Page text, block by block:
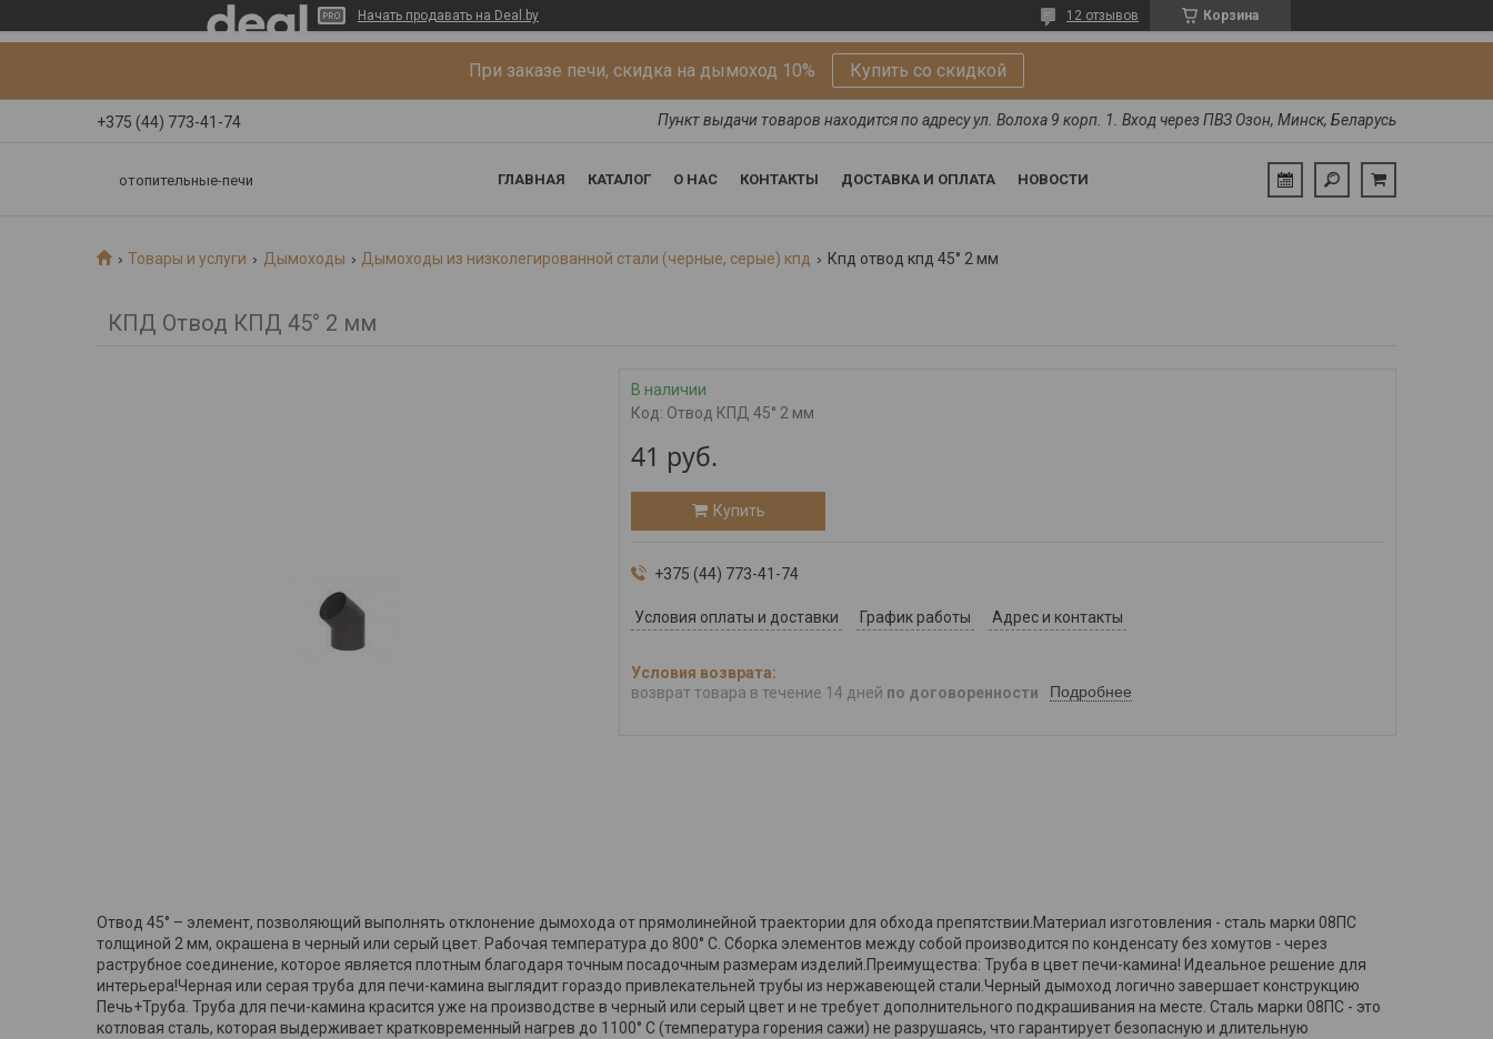
Начать продавать на Deal.by Корзина
12 отзывов
При заказе печи, скидка на дымоход 10% Купить со скидкой
+375 (44) 773-41-74 Пункт выдачи товаров находится по адресу ул. Волоха 9 корп. 1. Вход через ПВЗ Озон, Минск, Беларусь
отопительные-печи ГЛАВНАЯ КАТАЛОГ О НАС КОНТАКТЫ ДОСТАВКА И ОПЛАТА НОВОСТИ
Товары и услуги Дымоходы Дымоходы из низколегированной стали (черные, серые) кпд Кпд отвод кпд 45° 2 мм
КПД Отвод КПД 45° 2 мм
В наличии
Код: Отвод КПД 45° 2 мм
41 руб.
Купить
+375 (44) 773-41-74
Условия оплаты и доставки График работы Адрес и контакты
возврат товара в течение 14 дней по договоренности Подробнее
Отвод 45° – элемент, позволяющий выполнять отклонение дымохода от прямолинейной траектории для обхода препятствии.Материал изготовления - сталь марки 08ПС
толщиной 2 мм, окрашена в черный или серый цвет. Рабочая температура до 800° C. Сборка элементов между собой производится по конденсату без хомутов - через
раструбное соединение, которое является плотным благодаря точным посадочным размерам изделий.Преимущества: Труба в цвет печи-камина! Идеальное решение для
интерьера!Черная или серая труба для печи-камина выглядит гораздо привлекательней трубы из нержавеющей стали.Черный дымоход логично завершает конструкцию
Печь+Труба. Труба для печи-камина красится уже на производстве в черный или серый цвет и не требует дополнительного подкрашивания на месте. Сталь марки 08ПС - это
котловая сталь, которая выдерживает кратковременный нагрев до 1100° C (температура горения сажи) не разрушаясь, что гарантирует безопасную и длительную